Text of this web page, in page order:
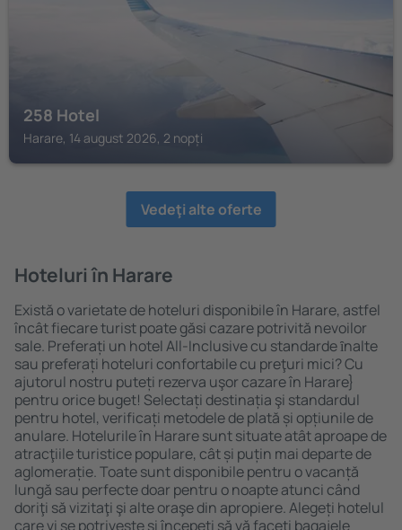
258 Hotel
Harare, 14 august 2026, 2 nopți
Vedeţi alte oferte
Hoteluri în Harare
Există o varietate de hoteluri disponibile în Harare, astfel
încât fiecare turist poate găsi cazare potrivită nevoilor
sale. Preferați un hotel All-Inclusive cu standarde ȋnalte
sau preferați hoteluri confortabile cu preţuri mici? Cu
ajutorul nostru puteți rezerva uşor cazare în Harare}
pentru orice buget! Selectați destinația şi standardul
pentru hotel, verificați metodele de plată și opțiunile de
anulare. Hotelurile în Harare sunt situate atât aproape de
atracţiile turistice populare, cât și puțin mai departe de
aglomerație. Toate sunt disponibile pentru o vacanță
lungă sau perfecte doar pentru o noapte atunci când
doriţi să vizitaţi şi alte oraşe din apropiere. Alegeți hotelul
care vi se potriveşte și începeți să vă faceți bagajele